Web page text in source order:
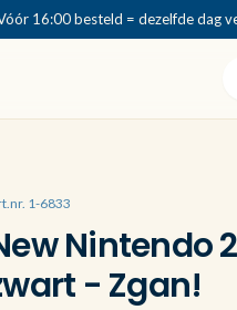
16:00 besteld = dezelfde dag
1-6833
Nintendo
- Zgan!